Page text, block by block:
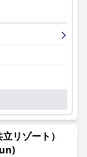
で明るく風通し
て、高い水準の
。
タッフは、その
に賞賛されてい
客の体験を大き
営業の公共浴場
おり、非常に満
パの清潔さと質
リゾート）